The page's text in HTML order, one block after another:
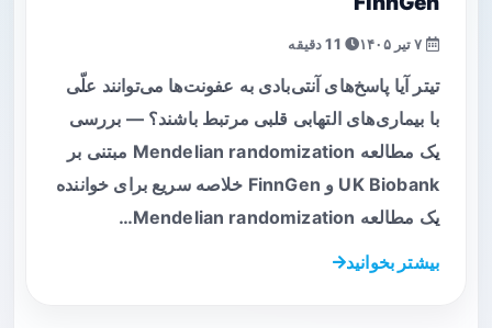
تیتر آیا پاسخ‌های آنتی‌بادی به عفونت‌ها می‌توانند علّی
با بیماری‌های التهابی قلبی مرتبط باشند؟ — بررسی
یک مطالعه Mendelian randomization مبتنی بر
UK Biobank و FinnGen خلاصه سریع برای خواننده
یک مطالعه Mendelian randomization…
بیشتر بخوانید